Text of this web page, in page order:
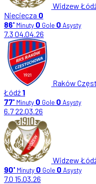
Widzew
Nieciecza 0
86' Minuty 0 Gole 0 Asysty
7.3 04.04.26
Raków
Łódź 1
77' Minuty 0 Gole 0 Asysty
6.722.03.26
Widzew
90' Minuty 0 Gole 0 Asysty
7.0 15.03.26